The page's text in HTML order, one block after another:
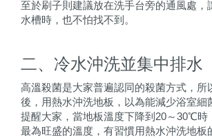
至於刷子則建議放在洗手台旁的通風處，
水槽時，也不怕找不到。
二、冷水沖洗並集中排水
高溫殺菌是大家普遍認同的殺菌方式，所
後，用熱水沖洗地板，以為能減少浴室細
提醒大家，當地板溫度下降到20～30℃時
最為旺盛的溫度，有習慣用熱水沖洗地板